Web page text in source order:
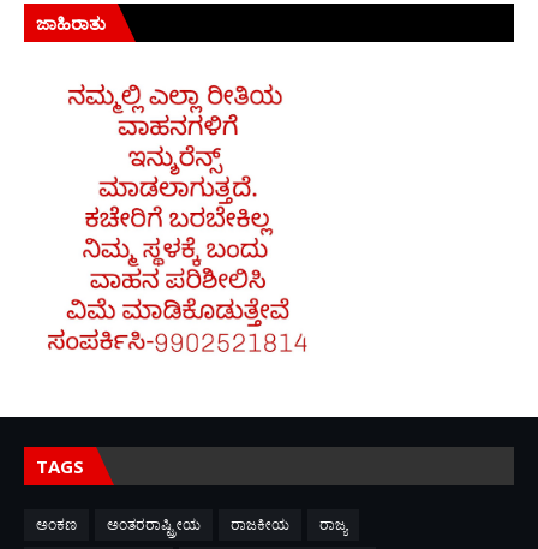
ಜಾಹಿರಾತು
TAGS
ಅಂಕಣ ಅಂತರರಾಷ್ಟ್ರೀಯ ರಾಜಕೀಯ
ರಾಜ್ಯ